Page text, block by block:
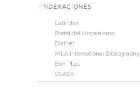
INDEXACIONES
Latindex
Portal del Hispanismo
Dialnet
MLA International Bibliography
Erih Plus
CLASE